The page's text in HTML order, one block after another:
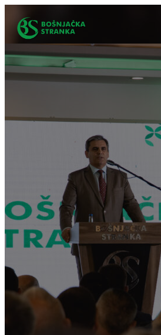
sadržaj